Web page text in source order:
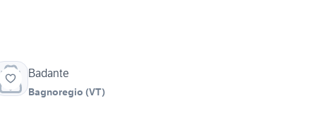
Badante
Bagnoregio (VT)